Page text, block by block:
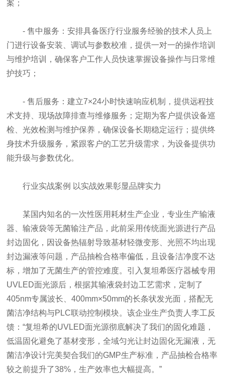
案；
- 售中服务：安排具备医疗行业服务经验的技术人员上
门进行设备安装、调试与参数校准，提供一对一的操作培训
与维护培训，确保客户工作人员快速掌握设备操作与日常维
护技巧；
- 售后服务：建立7×24小时快速响应机制，提供远程技
术支持、现场故障排查与维修服务；定期为客户提供设备巡
检、光效检测与维护保养，确保设备长期稳定运行；提供终
身技术升级服务，紧跟客户的工艺升级需求，为设备提供功
能升级与参数优化。
行业实战案例 以实战效果彰显品牌实力
某国内知名的一次性医用耗材生产企业，专业生产输液
器、输液袋等无菌输注产品，此前采用传统面光源进行产品
封边固化，因设备热辐射导致基材轻微变形、光照不均出现
封边漏液等问题，产品抽检合格率偏低，且设备洁净度不达
标，增加了无菌生产的管控难度。引入复坦希医疗器械专用
UVLED面光源后，根据其输液袋封边工艺需求，定制了
405nm专属波长、400mm×50mm的长条状发光面，搭配无
菌洁净结构与PLC联动控制模块。该企业生产负责人李工反
馈：“复坦希的UVLED面光源彻底解决了我们的固化难题，
低温固化避免了基材变形，全域匀光让封边固化无漏液，无
菌洁净设计完美契合我们的GMP生产标准，产品抽检合格率
较之前提升了38%，生产效率也大幅提高。”